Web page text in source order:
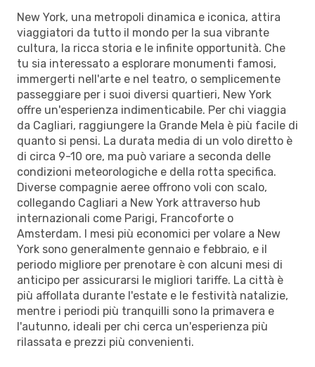
New York, una metropoli dinamica e iconica, attira
viaggiatori da tutto il mondo per la sua vibrante
cultura, la ricca storia e le infinite opportunità. Che
tu sia interessato a esplorare monumenti famosi,
immergerti nell'arte e nel teatro, o semplicemente
passeggiare per i suoi diversi quartieri, New York
offre un'esperienza indimenticabile. Per chi viaggia
da Cagliari, raggiungere la Grande Mela è più facile di
quanto si pensi. La durata media di un volo diretto è
di circa 9-10 ore, ma può variare a seconda delle
condizioni meteorologiche e della rotta specifica.
Diverse compagnie aeree offrono voli con scalo,
collegando Cagliari a New York attraverso hub
internazionali come Parigi, Francoforte o
Amsterdam. I mesi più economici per volare a New
York sono generalmente gennaio e febbraio, e il
periodo migliore per prenotare è con alcuni mesi di
anticipo per assicurarsi le migliori tariffe. La città è
più affollata durante l'estate e le festività natalizie,
mentre i periodi più tranquilli sono la primavera e
l'autunno, ideali per chi cerca un'esperienza più
rilassata e prezzi più convenienti.